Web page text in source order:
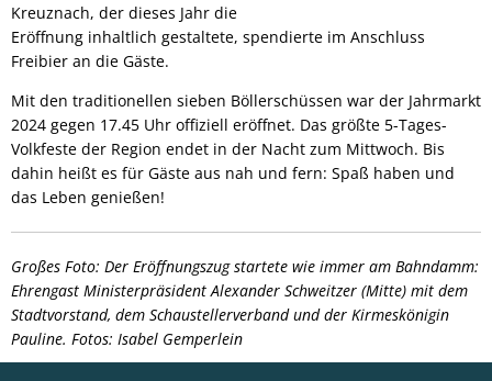
Kreuznach, der dieses Jahr die
Eröffnung inhaltlich gestaltete, spendierte im Anschluss
Freibier an die Gäste.
Mit den traditionellen sieben Böllerschüssen war der Jahrmarkt
2024 gegen 17.45 Uhr offiziell eröffnet. Das größte 5-Tages-
Volkfeste der Region endet in der Nacht zum Mittwoch. Bis
dahin heißt es für Gäste aus nah und fern: Spaß haben und
das Leben genießen!
Großes Foto: Der Eröffnungszug startete wie immer am Bahndamm:
Ehrengast Ministerpräsident Alexander Schweitzer (Mitte) mit dem
Stadtvorstand, dem Schaustellerverband und der Kirmeskönigin
Pauline. Fotos: Isabel Gemperlein